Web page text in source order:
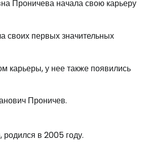
Проничева начала свою карьеру
своих первых значительных
карьеры, у нее также появились
Проничев.
в 2005 году.